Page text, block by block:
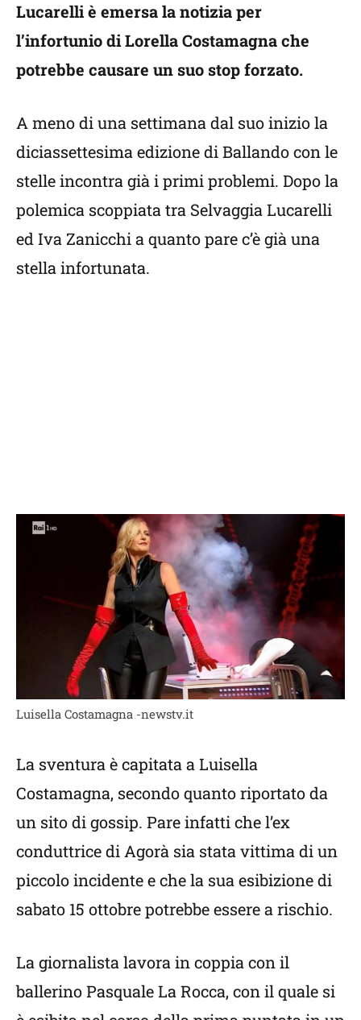
Lucarelli è emersa la notizia per
l’infortunio di Lorella Costamagna che
potrebbe causare un suo stop forzato.
A meno di una settimana dal suo inizio la
diciassettesima edizione di Ballando con le
stelle incontra già i primi problemi. Dopo la
polemica scoppiata tra Selvaggia Lucarelli
ed Iva Zanicchi a quanto pare c’è già una
stella infortunata.
Luisella Costamagna -newstv.it
La sventura è capitata a Luisella
Costamagna, secondo quanto riportato da
un sito di gossip. Pare infatti che l’ex
conduttrice di Agorà sia stata vittima di un
piccolo incidente e che la sua esibizione di
sabato 15 ottobre potrebbe essere a rischio.
La giornalista lavora in coppia con il
ballerino Pasquale La Rocca, con il quale si